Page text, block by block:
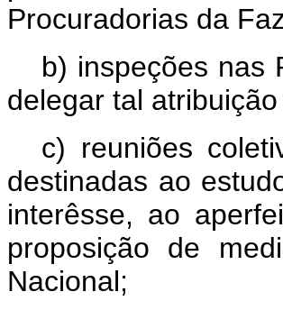
Procuradorias da
b) inspeções nas
delegar tal
c) reuniões
destinadas ao
interêsse, ao
proposição de
Nacional;